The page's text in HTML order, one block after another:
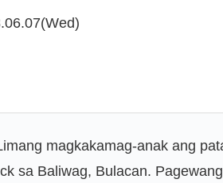
magkakamag-anak ang
sa Baliwag, Bulacan.